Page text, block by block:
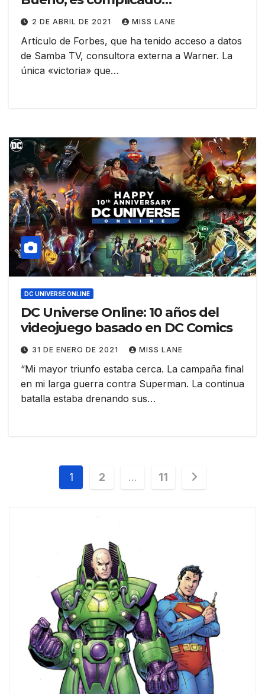
2 DE ABRIL DE 2021 MISS LANE
Artículo de Forbes, que ha tenido acceso a datos
de Samba TV, consultora externa a Warner. La
única «victoria» que…
DC UNIVERSE ONLINE
DC Universe Online: 10 años del
videojuego basado en DC Comics
31 DE ENERO DE 2021 MISS LANE
“Mi mayor triunfo estaba cerca. La campaña final
en mi larga guerra contra Superman. La continua
batalla estaba drenando sus…
Paginación
1 2 … 11